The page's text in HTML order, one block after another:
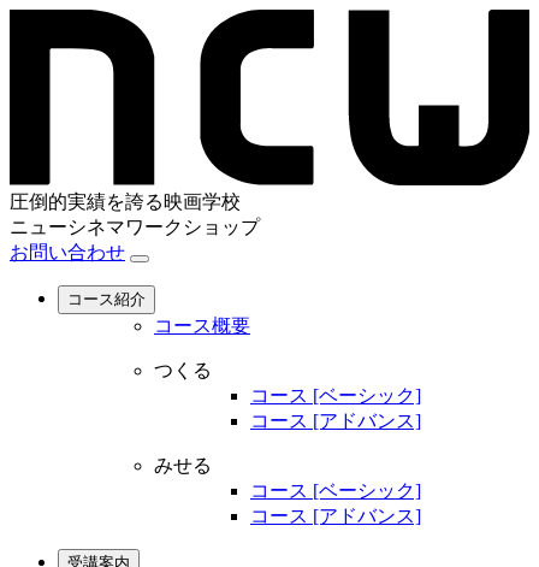
圧倒的実績を誇る映画学校
ニューシネマワークショップ
お問い合わせ
コース紹介
コース概要
つくる
コース [ベーシック]
コース [アドバンス]
みせる
コース [ベーシック]
コース [アドバンス]
受講案内